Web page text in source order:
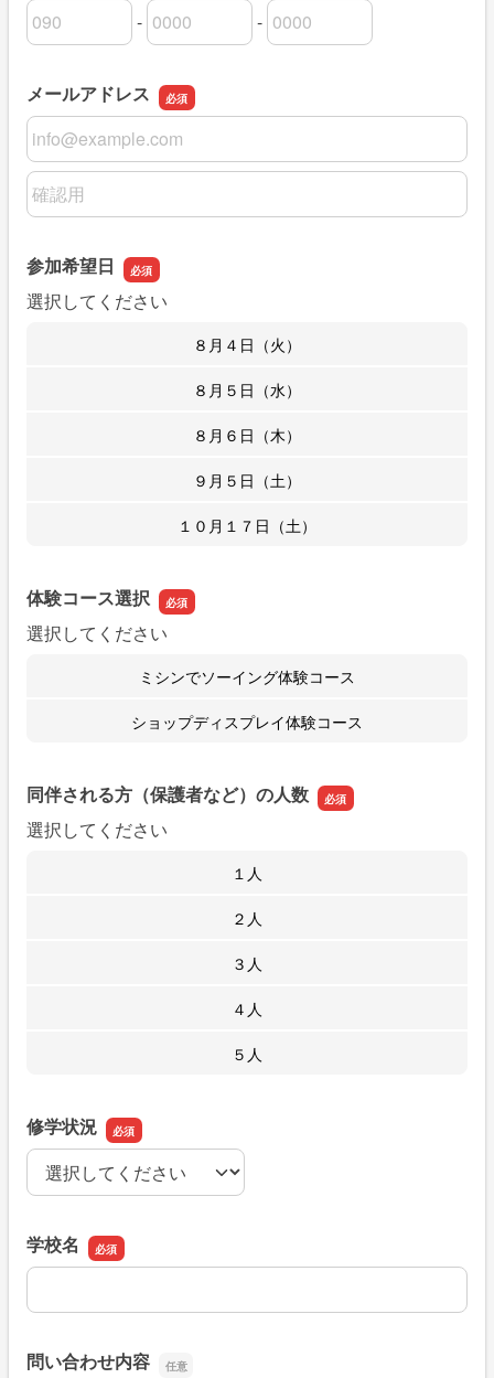
電話番号の市外局番
-
電話番号の市内局番 -
電話番号の加入者番号
メールアドレス
メールアドレス
メールアドレスの確認用
参加希望日
選択してください
８月４日（火）
８月５日（水）
８月６日（木）
９月５日（土）
１０月１７日（土）
体験コース選択
選択してください
ミシンでソーイング体験コース
ショップディスプレイ体験コース
同伴される方（保護者など）の人数
選択してください
１人
２人
３人
４人
５人
修学状況
修学状況
学校名
学校名
問い合わせ内容